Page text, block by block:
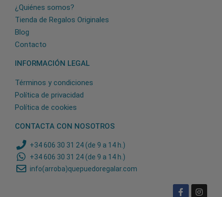
¿Quiénes somos?
Tienda de Regalos Originales
Blog
Contacto
INFORMACIÓN LEGAL
Términos y condiciones
Política de privacidad
Política de cookies
CONTACTA CON NOSOTROS
+34 606 30 31 24 (de 9 a 14 h.)
+34 606 30 31 24 (de 9 a 14 h.)
info(arroba)quepuedoregalar.com